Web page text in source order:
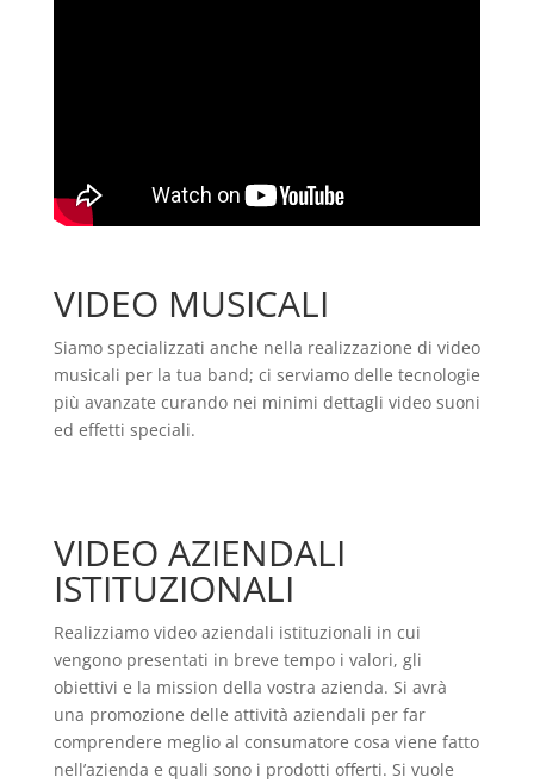
VIDEO MUSICALI
Siamo specializzati anche nella realizzazione di video
musicali per la tua band; ci serviamo delle tecnologie
più avanzate curando nei minimi dettagli video suoni
ed effetti speciali.
VIDEO AZIENDALI
ISTITUZIONALI
Realizziamo video aziendali istituzionali in cui
vengono presentati in breve tempo i valori, gli
obiettivi e la mission della vostra azienda. Si avrà
una promozione delle attività aziendali per far
comprendere meglio al consumatore cosa viene fatto
nell’azienda e quali sono i prodotti offerti. Si vuole